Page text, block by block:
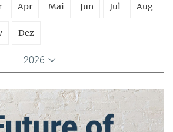
Apr Mai Jun Jul Aug
Dez
2026